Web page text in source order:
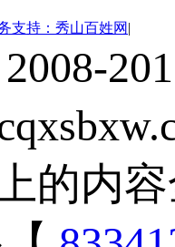
支持：秀山百姓网 |
的内